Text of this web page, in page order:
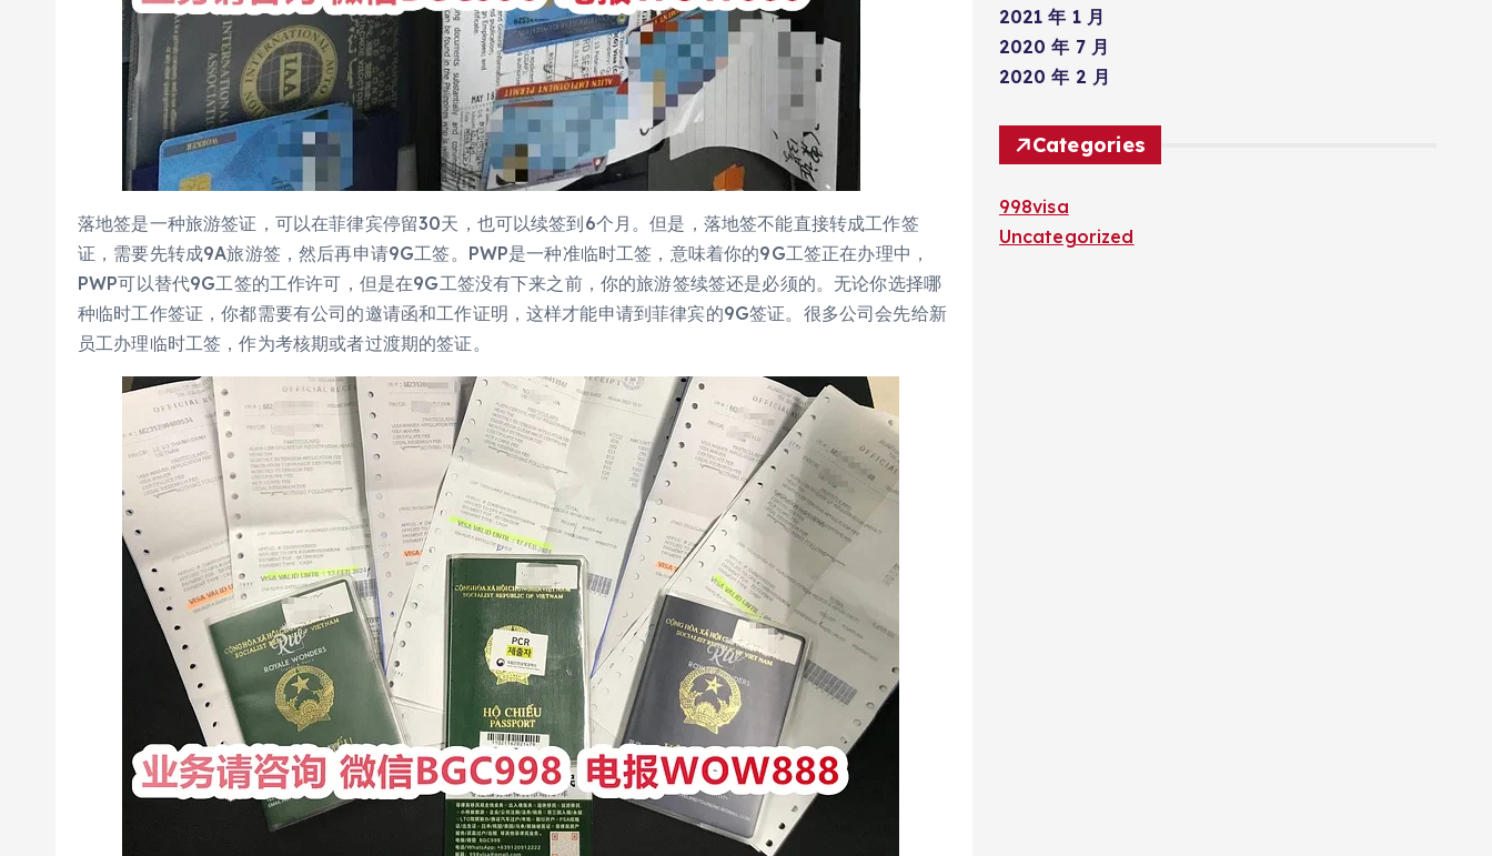
落地签是一种旅游签证，可以在菲律宾停留30天，也可以续签到6个月。但是，落地签不能直接转成工作签
证，需要先转成9A旅游签，然后再申请9G工签。PWP是一种准临时工签，意味着你的9G工签正在办理中，
PWP可以替代9G工签的工作许可，但是在9G工签没有下来之前，你的旅游签续签还是必须的。无论你选择哪
种临时工作签证，你都需要有公司的邀请函和工作证明，这样才能申请到菲律宾的9G签证。很多公司会先给新
员工办理临时工签，作为考核期或者过渡期的签证。
2021 年 1 月
2020 年 7 月
2020 年 2 月
Categories
998visa
Uncategorized